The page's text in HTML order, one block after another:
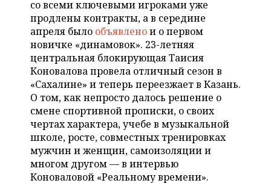
НЕФТЬ
ОПК
ЭНЕРГЕТИКА
ТРАНСПОРТ
УСЛУГИ
МЕДИА
ТЕЛЕКОММУНИКАЦИИ
НОВОСТИ МЕРОПРИЯТИЙ
ВЫЕЗДНАЯ РЕДАКЦИЯ
БИЗНЕС-БРАНЧИ
ONLINE-КОНФЕРЕНЦИИ
ОТКРЫТАЯ ЛЕКЦИЯ
СПОРТ
НОВОСТИ СПОРТА
ФУТБОЛ
ХОККЕЙ
БАСКЕТБОЛ
ВОЛЕЙБОЛ
ОБЩЕСТВО
НОВОСТИ ОБЩЕСТВА
ВЛАСТЬ
ИНФРАСТРУКТУРА
ИСТОРИЯ
ФОТОГАЛЕРЕЯ
СЮЖЕТЫ
СПРАВОЧНИК
СПИСОК ПЕРСОН
ПОЛНАЯ ВЕРСИЯ
со всеми ключевыми игроками уже
продлены контракты, а в середине
апреля было объявленои о первом
новичке «динамовок». 23-летняя
центральная блокирующая Таисия
Коновалова провела отличный сезон в
«Сахалине» и теперь переезжает в Казань.
О том, как непросто далось решение о
смене спортивной прописки, о своих
чертах характера, учебе в музыкальной
школе, росте, совместных тренировках
мужчин и женщин, самоизоляции и
многом другом — в интервью
Коноваловой «Реальному времени».